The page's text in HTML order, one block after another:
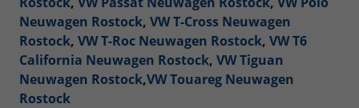
Neuwagen Rostock, VW T-Cross Neuwagen
Rostock, VW T-Roc Neuwagen Rostock, VW T6
California Neuwagen Rostock, VW Tiguan
Neuwagen Rostock,VW Touareg Neuwagen
Rostock